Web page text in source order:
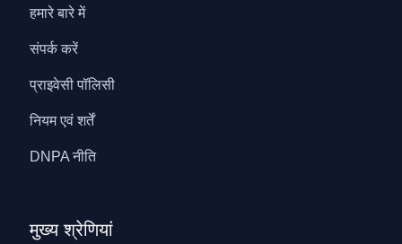
हमारे बारे में
संपर्क करें
प्राइवेसी पॉलिसी
नियम एवं शर्तें
DNPA नीति
मुख्य श्रेणियां